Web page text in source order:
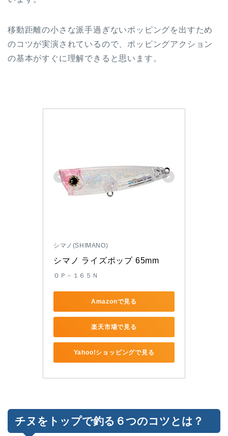
移動距離の小さな派手過ぎないポッピングを出すため
のコツが実演されているので、ポッピングアクション
の基本がすぐに理解できると思います。
シマノ(SHIMANO)
シマノ ライズポップ 65mm
ＯＰ－１６５Ｎ
Amazonで見る
楽天市場で見る
Yahoo!ショッピングで見る
チヌをトップで釣る６つのコツとは？